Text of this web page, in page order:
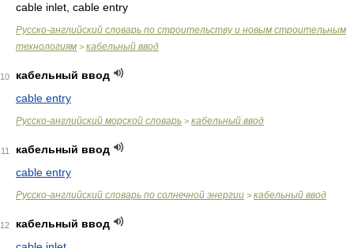
cable inlet, cable entry
Русско-английский словарь по строительству и новым строительным
технологиям > кабельный ввод
10
кабельный ввод
cable entry
Русско-английский морской словарь > кабельный ввод
11
кабельный ввод
cable entry
Русско-английский словарь по солнечной энергии > кабельный ввод
12
кабельный ввод